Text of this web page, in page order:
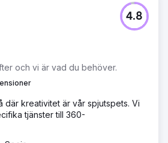
och vi är vad du behöver.
4.8
där kreativitet är vår spjutspets. Vi
tjänster till 360-